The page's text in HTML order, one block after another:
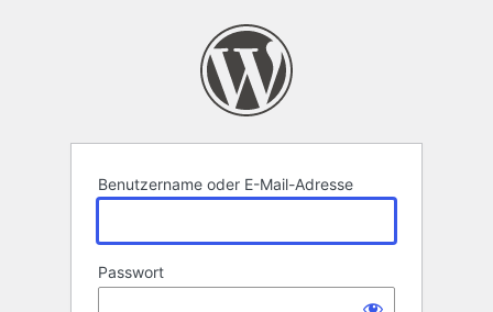
Benutzername oder E-Mail-Adresse
Passwort